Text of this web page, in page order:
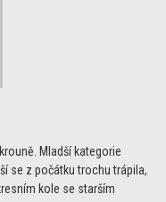
Mladší kategorie
se z počátku trochu trápila,
kole se starším